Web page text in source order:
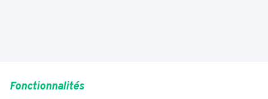
Fonctionnalités